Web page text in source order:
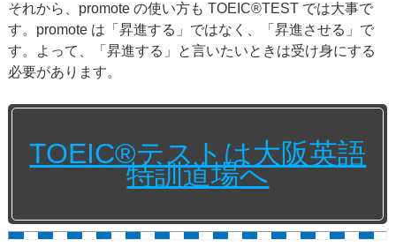
それから、promote の使い方も TOEIC®TEST では大事で
す。promote は「昇進する」ではなく、「昇進させる」で
す。よって、「昇進する」と言いたいときは受け身にする
必要があります。
TOEIC®テストは大阪英語
特訓道場へ